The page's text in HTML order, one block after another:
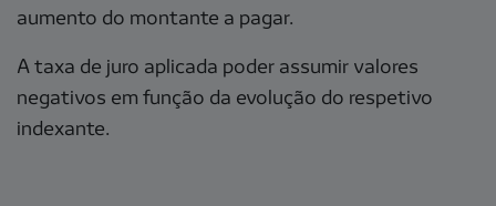
aumento do montante a pagar.
A taxa de juro aplicada poder assumir valores
negativos em função da evolução do respetivo
indexante.